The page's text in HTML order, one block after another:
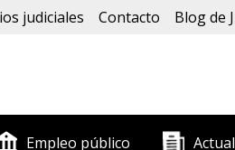
judiciales Contacto Blog de
Empleo público